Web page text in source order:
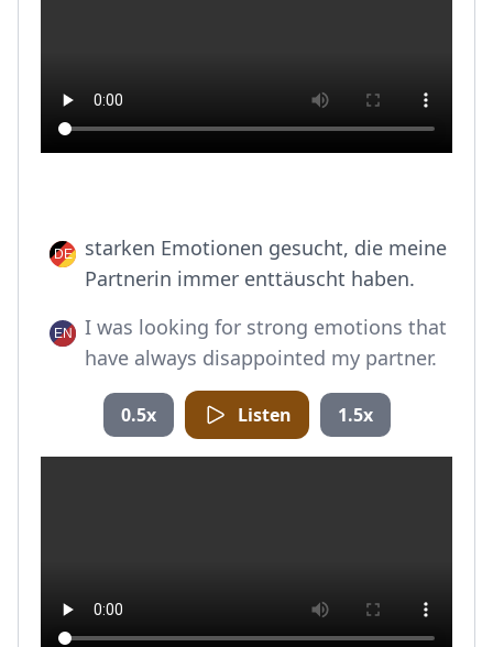
starken Emotionen gesucht, die meine
Partnerin immer enttäuscht haben.
I was looking for strong emotions that
have always disappointed my partner.
0.5x Listen 1.5x